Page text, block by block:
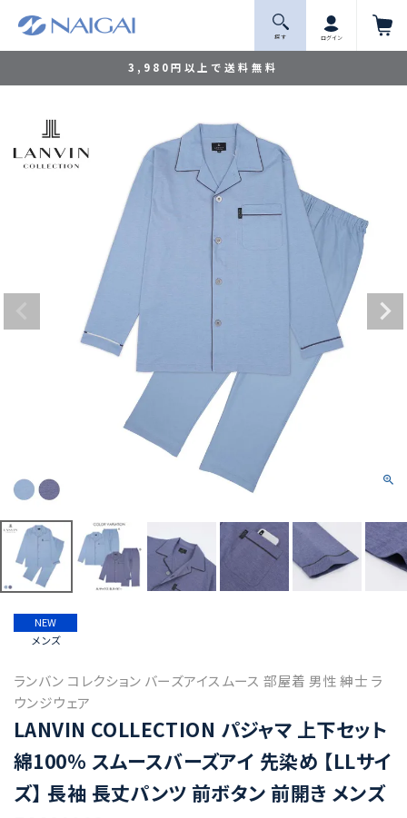
3,980円以上で送料無料
探 す ログイン
NEW
メンズ
ランバン コレクション バーズアイスムース 部屋着 男性 紳士 ラ
ウンジウェア
LANVIN COLLECTION パジャマ 上下セット
綿100% スムースバーズアイ 先染め 【LLサイ
ズ】 長袖 長丈パンツ 前ボタン 前開き メンズ